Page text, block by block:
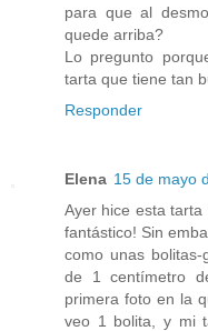
para que al
quede arriba?
Lo pregunto
tarta que tiene tan
Responder
Elena 15 de mayo
Ayer hice esta
fantástico! Sin
como unas
de 1 centímetro
primera foto en la
veo 1 bolita, y mi